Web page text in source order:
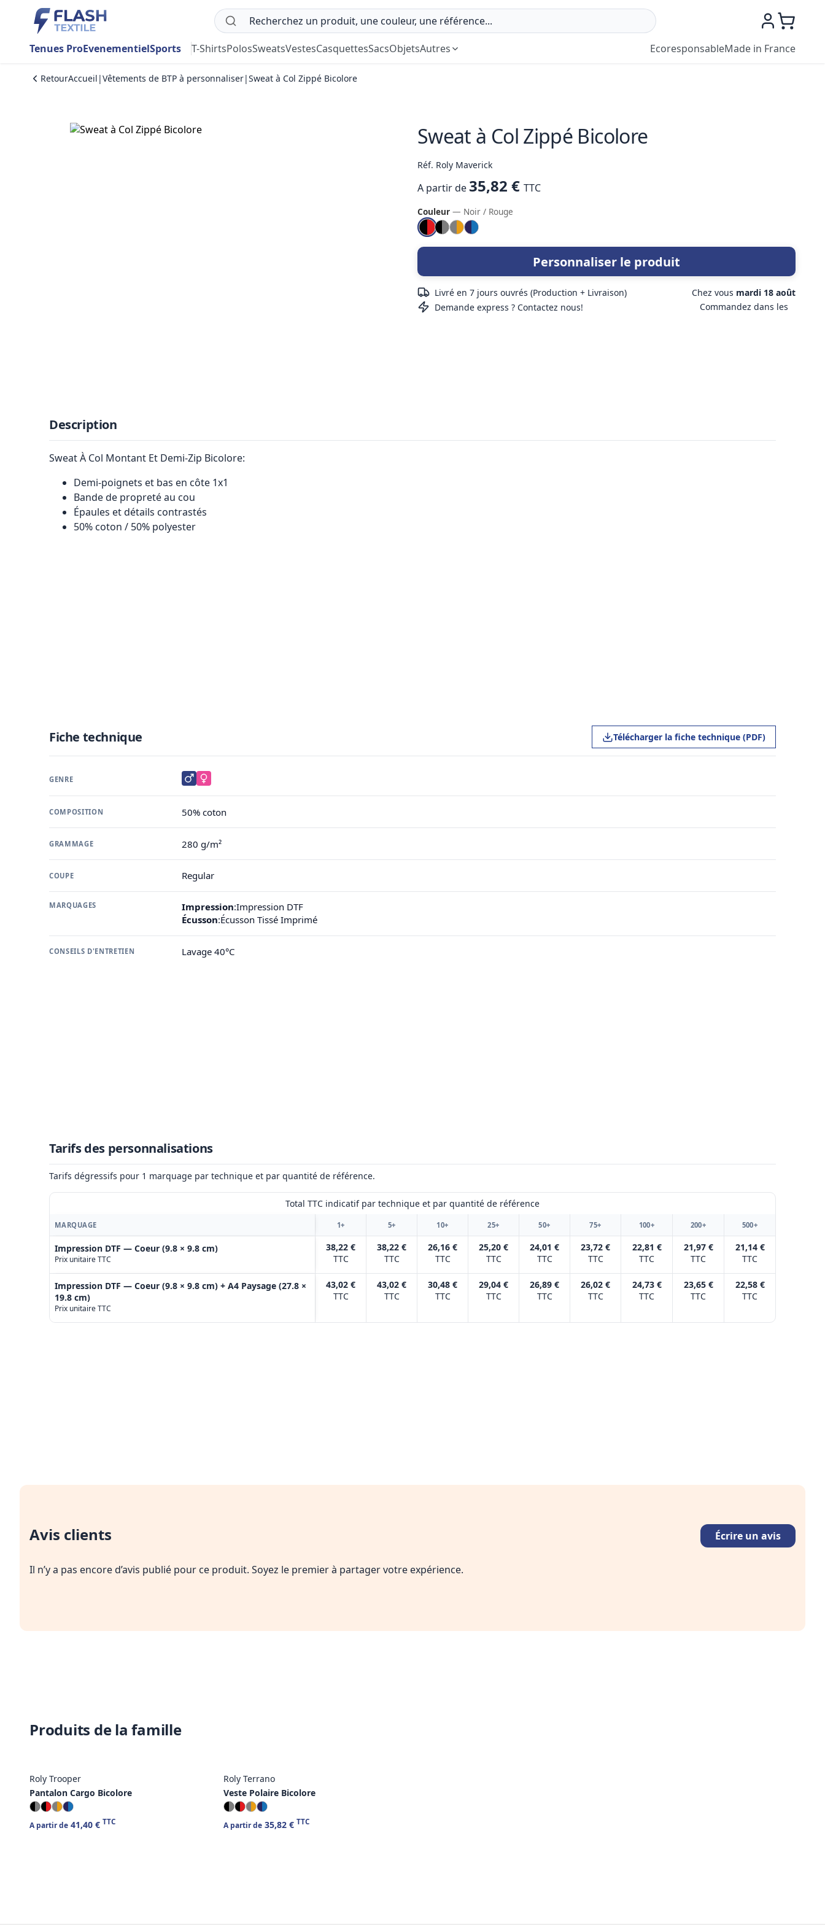
Tenues ProEvenementielSports T-ShirtsPolosSweatsVestesCasquettesSacsObjetsAutres EcoresponsableMade in France
RetourAccueil |Vêtements de BTP à personnaliser|Sweat à Col Zippé Bicolore
Sweat à Col Zippé Bicolore
Réf. Roly Maverick
A partir de 35,82 € TTC
Couleur — Noir / Rouge
Personnaliser le produit
Livré en 7 jours ouvrés (Production + Livraison)
Demande express ? Contactez nous!
Chez vous mardi 18 août
Commandez dans les
Description
Sweat À Col Montant Et Demi-Zip Bicolore:
Demi-poignets et bas en côte 1x1
Bande de propreté au cou
Épaules et détails contrastés
50% coton / 50% polyester
Fiche technique Télécharger la fiche technique (PDF)
GENRE
COMPOSITION 50% coton
GRAMMAGE 280 g/m²
COUPE Regular
MARQUAGES Impression:Impression DTF
Écusson:Écusson Tissé Imprimé
CONSEILS D'ENTRETIEN Lavage 40°C
Tarifs des personnalisations
Tarifs dégressifs pour 1 marquage par technique et par quantité de référence.
Total TTC indicatif par technique et par quantité de référence
MARQUAGE 1+ 5+ 10+ 25+ 50+ 75+ 100+ 200+ 500+
Impression DTF — Coeur (9.8 × 9.8 cm)
Prix unitaire TTC
38,22 €
TTC
38,22 €
TTC
26,16 €
TTC
25,20 €
TTC
24,01 €
TTC
23,72 €
TTC
22,81 €
TTC
21,97 €
TTC
21,14 €
TTC
Impression DTF — Coeur (9.8 × 9.8 cm) + A4 Paysage (27.8 ×
19.8 cm)
Prix unitaire TTC
43,02 €
TTC
43,02 €
TTC
30,48 €
TTC
29,04 €
TTC
26,89 €
TTC
26,02 €
TTC
24,73 €
TTC
23,65 €
TTC
22,58 €
TTC
Avis clients Écrire un avis
Il n’y a pas encore d’avis publié pour ce produit. Soyez le premier à partager votre expérience.
Produits de la famille
Roly Trooper
Pantalon Cargo Bicolore
A partir de 41,40 € TTC
Roly Terrano
Veste Polaire Bicolore
A partir de 35,82 € TTC